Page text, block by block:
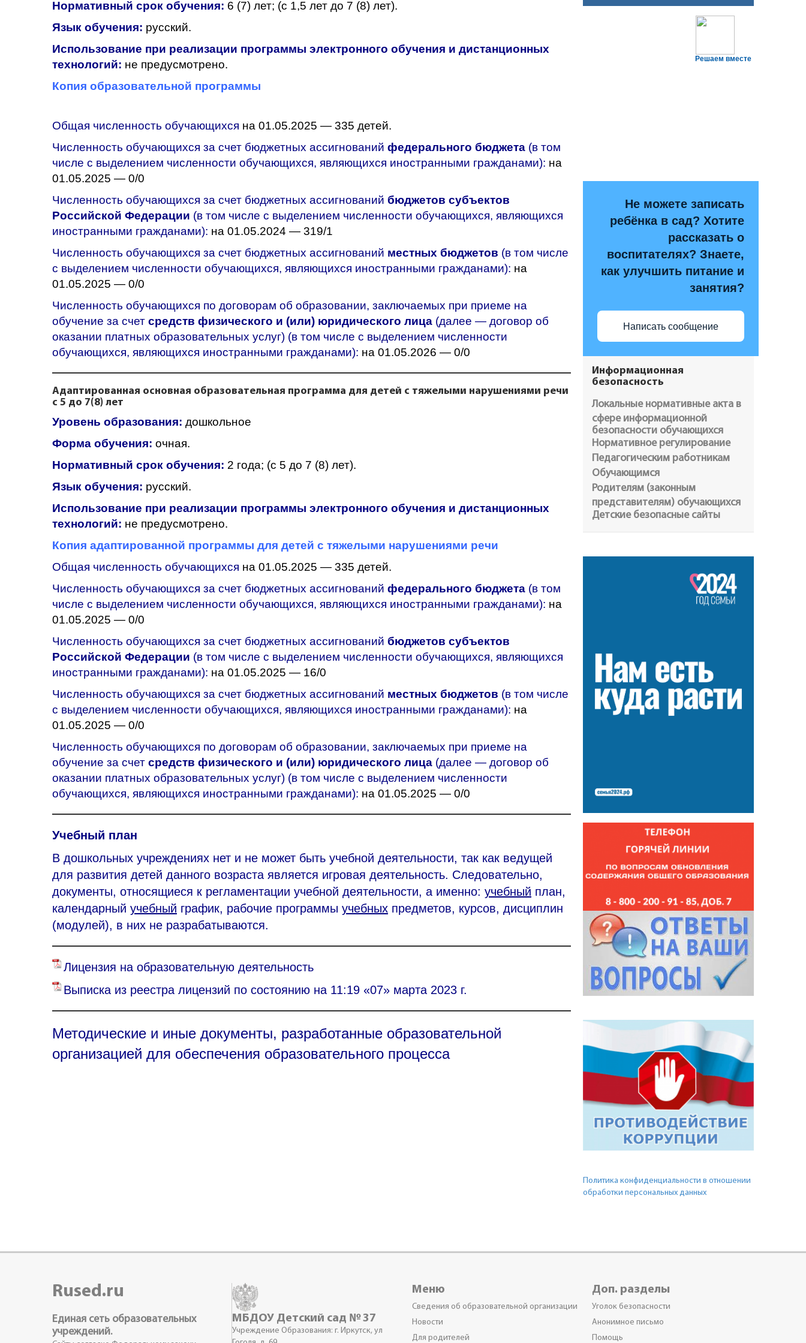
Нормативный срок обучения: 6 (7) лет; (с 1,5 лет до 7 (8) лет).
Язык обучения: русский.
Использование при реализации программы электронного обучения и дистанционных
технологий: не предусмотрено.
Копия образовательной программы
Общая численность обучающихся на 01.05.2025 — 335 детей.
Численность обучающихся за счет бюджетных ассигнований федерального бюджета (в том
числе с выделением численности обучающихся, являющихся иностранными гражданами): на
01.05.2025 — 0/0
Численность обучающихся за счет бюджетных ассигнований бюджетов субъектов
Российской Федерации (в том числе с выделением численности обучающихся, являющихся
иностранными гражданами): на 01.05.2024 — 319/1
Численность обучающихся за счет бюджетных ассигнований местных бюджетов (в том числе
с выделением численности обучающихся, являющихся иностранными гражданами): на
01.05.2025 — 0/0
Численность обучающихся по договорам об образовании, заключаемых при приеме на
обучение за счет средств физического и (или) юридического лица (далее — договор об
оказании платных образовательных услуг) (в том числе с выделением численности
обучающихся, являющихся иностранными гражданами): на 01.05.2026 — 0/0
Адаптированная основная образовательная программа для детей с тяжелыми нарушениями речи
с 5 до 7(8) лет
Уровень образования: дошкольное
Форма обучения: очная.
Нормативный срок обучения: 2 года; (с 5 до 7 (8) лет).
Язык обучения: русский.
Использование при реализации программы электронного обучения и дистанционных
технологий: не предусмотрено.
Копия адаптированной программы для детей с тяжелыми нарушениями речи
Общая численность обучающихся на 01.05.2025 — 335 детей.
Численность обучающихся за счет бюджетных ассигнований федерального бюджета (в том
числе с выделением численности обучающихся, являющихся иностранными гражданами): на
01.05.2025 — 0/0
Численность обучающихся за счет бюджетных ассигнований бюджетов субъектов
Российской Федерации (в том числе с выделением численности обучающихся, являющихся
иностранными гражданами): на 01.05.2025 — 16/0
Численность обучающихся за счет бюджетных ассигнований местных бюджетов (в том числе
с выделением численности обучающихся, являющихся иностранными гражданами): на
01.05.2025 — 0/0
Численность обучающихся по договорам об образовании, заключаемых при приеме на
обучение за счет средств физического и (или) юридического лица (далее — договор об
оказании платных образовательных услуг) (в том числе с выделением численности
обучающихся, являющихся иностранными гражданами): на 01.05.2025 — 0/0
Учебный план
В дошкольных учреждениях нет и не может быть учебной деятельности, так как ведущей
для развития детей данного возраста является игровая деятельность. Следовательно,
документы, относящиеся к регламентации учебной деятельности, а именно: учебный план,
календарный учебный график, рабочие программы учебных предметов, курсов, дисциплин
(модулей), в них не разрабатываются.
Лицензия на образовательную деятельность
Выписка из реестра лицензий по состоянию на 11:19 «07» марта 2023 г.
Методические и иные документы, разработанные образовательной
организацией для обеспечения образовательного процесса
Решаем вместе
Не можете записать
ребёнка в сад? Хотите
рассказать о
воспитателях? Знаете,
как улучшить питание и
занятия?
Написать сообщение
Информационная
безопасность
Локальные нормативные акта в
сфере информационной
безопасности обучающихся
Нормативное регулирование
Педагогическим работникам
Обучающимся
Родителям (законным
представителям) обучающихся
Детские безопасные сайты
Политика конфиденциальности в отношении
обработки персональных данных
Rused.ru
Единая сеть образовательных
учреждений.
МБДОУ Детский сад № 37
Учреждение Образования: г. Иркутск, ул
Меню
Сведения об образовательной организации
Новости
Для родителей
Доп. разделы
Уголок безопасности
Анонимное письмо
Помощь